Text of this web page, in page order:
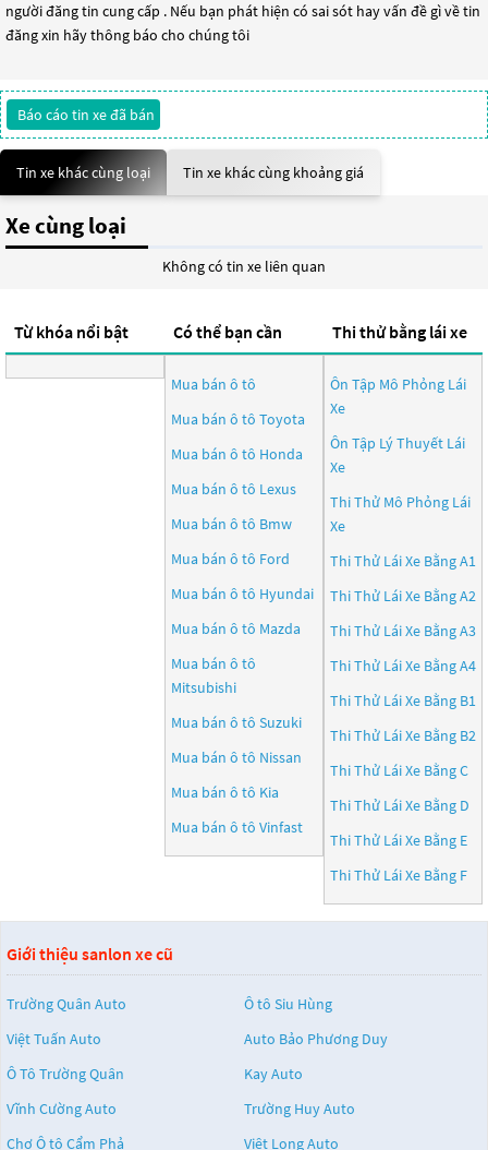
người đăng tin cung cấp . Nếu bạn phát hiện có sai sót hay vấn đề gì về tin
đăng xin hãy thông báo cho chúng tôi
Báo cáo tin xe đã bán
Tin xe khác cùng loại Tin xe khác cùng khoảng giá
Xe cùng loại
Không có tin xe liên quan
Từ khóa nổi bật Có thể bạn cần
Mua bán ô tô
Mua bán ô tô Toyota
Mua bán ô tô Honda
Mua bán ô tô Lexus
Mua bán ô tô Bmw
Mua bán ô tô Ford
Mua bán ô tô Hyundai
Mua bán ô tô Mazda
Mua bán ô tô
Mitsubishi
Mua bán ô tô Suzuki
Mua bán ô tô Nissan
Mua bán ô tô Kia
Mua bán ô tô Vinfast
Thi thử bằng lái xe
Ôn Tập Mô Phỏng Lái
Xe
Ôn Tập Lý Thuyết Lái
Xe
Thi Thử Mô Phỏng Lái
Xe
Thi Thử Lái Xe Bằng A1
Thi Thử Lái Xe Bằng A2
Thi Thử Lái Xe Bằng A3
Thi Thử Lái Xe Bằng A4
Thi Thử Lái Xe Bằng B1
Thi Thử Lái Xe Bằng B2
Thi Thử Lái Xe Bằng C
Thi Thử Lái Xe Bằng D
Thi Thử Lái Xe Bằng E
Thi Thử Lái Xe Bằng F
Giới thiệu sanlon xe cũ
Trường Quân Auto
Ô tô Siu Hùng
Việt Tuấn Auto
Auto Bảo Phương Duy
Ô Tô Trường Quân
Kay Auto
Vĩnh Cường Auto
Trường Huy Auto
Chợ Ô tô Cẩm Phả
Việt Long Auto